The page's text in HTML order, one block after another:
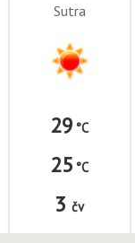
Sutra
29
25
3 čv